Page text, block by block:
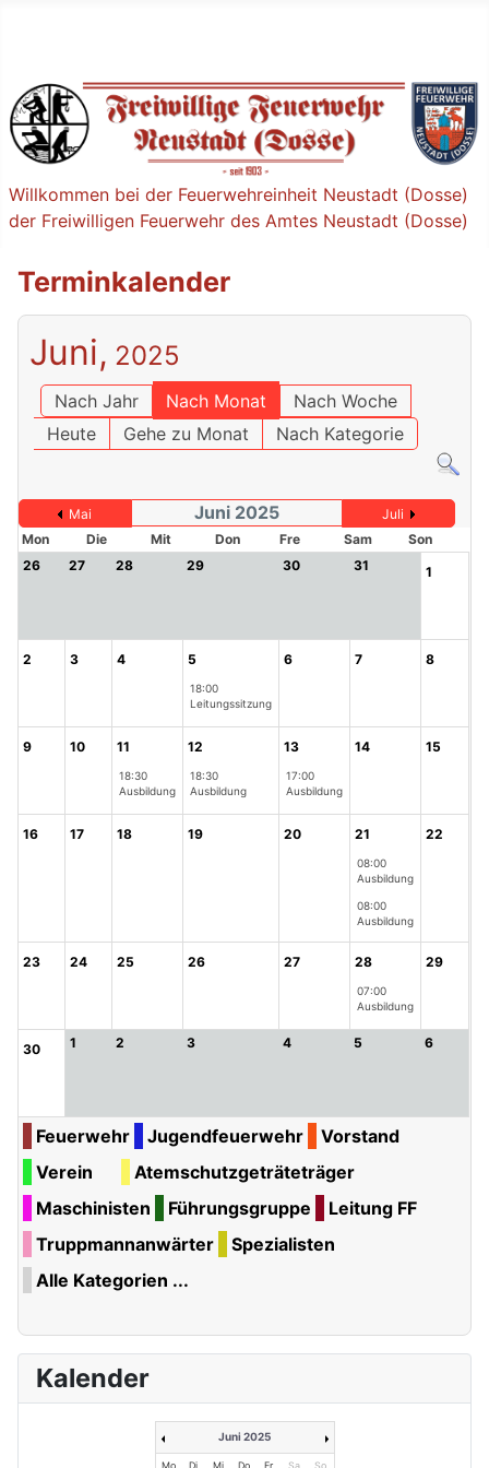
Willkommen bei der Feuerwehreinheit Neustadt (Dosse)
der Freiwilligen Feuerwehr des Amtes Neustadt (Dosse)
Terminkalender
Juni, 2025
Nach Jahr Nach Monat
Nach Woche
Heute
Gehe zu Monat Nach Kategorie
Mai Juni 2025
Juli
Mon
Die Mit Don Fre Sam
Son
26
27 28 29 30 31 1
2 3 4 5
18:00
Leitungssitzung
6 7 8
9 10 11
18:30
Ausbildung
12
18:30
Ausbildung
13
17:00
Ausbildung
14 15
16 17 18 19 20 21
08:00
Ausbildung
08:00
Ausbildung
22
23 24 25 26 27 28
07:00
Ausbildung
29
30 1 2 3 4 5 6
Feuerwehr Jugendfeuerwehr
Vorstand
Verein
Atemschutzgeträteträger
Maschinisten
Führungsgruppe
Leitung FF
Truppmannanwärter
Spezialisten
Alle Kategorien ...
Kalender
Juni 2025
Mo Di Mi Do Fr Sa So